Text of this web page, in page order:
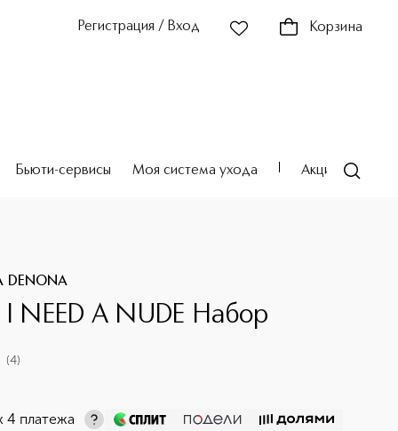
Регистрация / Вход Корзина
Бьюти-сервисы Моя система ухода Акции
DENONA
I NEED A NUDE Набор
(4)
4 платежа